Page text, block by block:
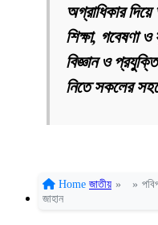
অগ্রাধিকার
শিক্ষা, গবেষণা
বিজ্ঞান ও
নিতে সকলের
Home জাতীয় » »
জাহান